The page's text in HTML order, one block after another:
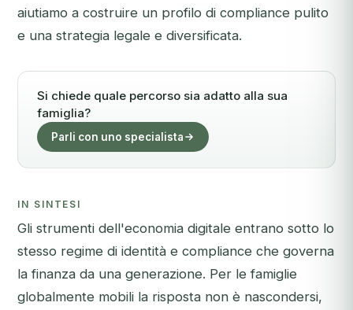
aiutiamo a costruire un profilo di compliance pulito
e una strategia legale e diversificata.
Si chiede quale percorso sia adatto alla sua
famiglia?
Parli con uno specialista
IN SINTESI
Gli strumenti dell'economia digitale entrano sotto lo
stesso regime di identità e compliance che governa
la finanza da una generazione. Per le famiglie
globalmente mobili la risposta non è nascondersi,